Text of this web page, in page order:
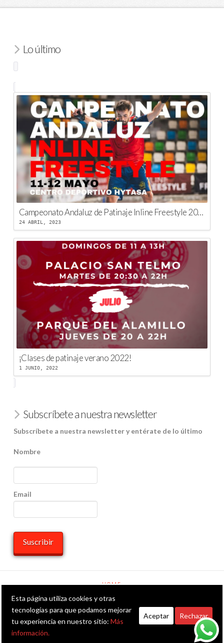
Lo último
Campeonato Andaluz de Patinaje Inline Freestyle 2023
24 ABRIL, 2023
¡Clases de patinaje verano 2022!
1 JUNIO, 2022
Subscríbete a nuestra newsletter
Subscríbete a nuestra newsletter y entérate de lo último
Nombre
Email
HOME
Facebook
X LinkedIn
YouTube
Instagram
Whatsapp
RSS
POWERED BY THE
Esta página utiliza cookies y otras
tecnologías para que podamos mejorar
tu experiencia en nuestro sitio: Más
información.
Aceptar Rechazar